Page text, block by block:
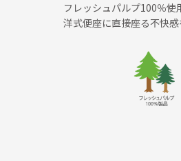
フレッシュパルプ100％使
洋式便座に直接座る不快感